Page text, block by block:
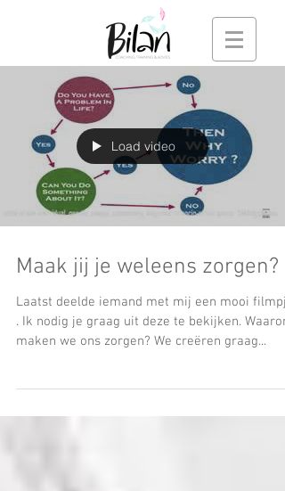
Load video
Maak jij je weleens zorgen?
Laatst deelde iemand met mij een mooi
. Ik nodig je graag uit deze te bekijken. Waarom
maken we ons zorgen? We creëren graag...